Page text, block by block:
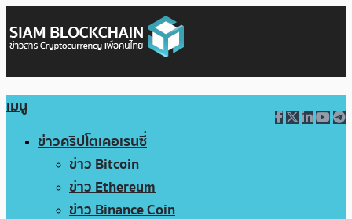
เมนู
ข่าวคริปโตเคอเรนซี่
ข่าว Bitcoin
ข่าว Ethereum
ข่าว Binance Coin